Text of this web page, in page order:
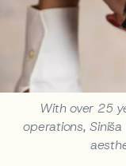
With over 25
operations,